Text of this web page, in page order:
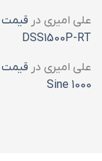
علی امیری در
DSS1500P-RT
علی امیری در
Sine 1000